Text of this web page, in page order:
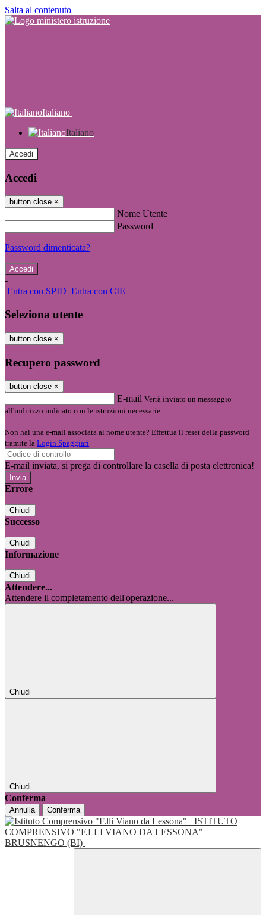
Salta al contenuto
Italiano
Italiano
Accedi
Accedi
button close ×
Nome Utente
Password
Password dimenticata?
-
Entra con SPID Entra con CIE
Seleziona utente
button close ×
Recupero password
button close ×
E-mail Verrà inviato un messaggio
all'indirizzo indicato con le istruzioni necessarie.
Non hai una e-mail associata al nome utente? Effettua il reset della password
tramite la Login Spaggiari
E-mail inviata, si prega di controllare la casella di posta elettronica!
Errore
Chiudi
Successo
Chiudi
Informazione
Chiudi
Attendere...
Attendere il completamento dell'operazione...
Chiudi
Chiudi
Conferma
Annulla Conferma
ISTITUTO
COMPRENSIVO "F.LLI VIANO DA LESSONA"
BRUSNENGO (BI)